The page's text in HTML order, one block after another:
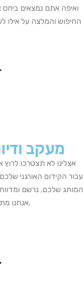
ואיפה אתם נמצאים ביחס
החיפוש והמלצה על אילו
מעקב
אצלינו לא תצטרכו לרוץ
עבור הקידום האורגני שלכם
המותג שלכם, נרשם ומדווח
אנחנו.